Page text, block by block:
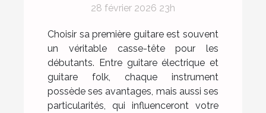
28 février 2026 23h
Choisir sa première guitare est souvent
un véritable casse-tête pour les
débutants. Entre guitare électrique et
guitare folk, chaque instrument
possède ses avantages, mais aussi ses
particularités, qui influenceront votre